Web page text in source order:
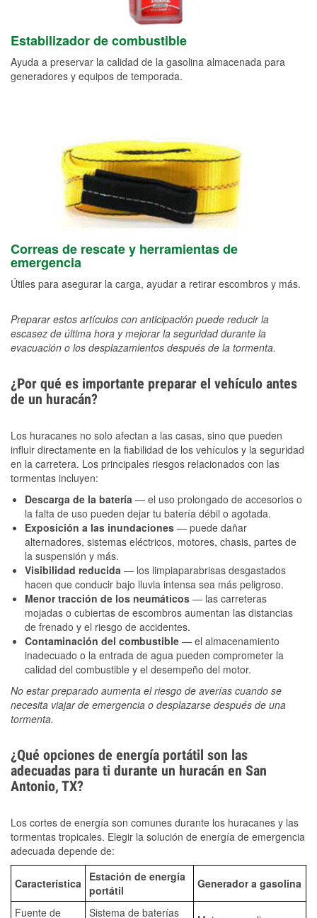
Estabilizador de combustible
Ayuda a preservar la calidad de la gasolina almacenada para
generadores y equipos de temporada.
Correas de rescate y herramientas de
emergencia
Útiles para asegurar la carga, ayudar a retirar escombros y más.
Preparar estos artículos con anticipación puede reducir la
escasez de última hora y mejorar la seguridad durante la
evacuación o los desplazamientos después de la tormenta.
¿Por qué es importante preparar el vehículo antes
de un huracán?
Los huracanes no solo afectan a las casas, sino que pueden
influir directamente en la fiabilidad de los vehículos y la seguridad
en la carretera. Los principales riesgos relacionados con las
tormentas incluyen:
Descarga de la batería — el uso prolongado de accesorios o
la falta de uso pueden dejar tu batería débil o agotada.
Exposición a las inundaciones — puede dañar
alternadores, sistemas eléctricos, motores, chasis, partes de
la suspensión y más.
Visibilidad reducida — los limpiaparabrisas desgastados
hacen que conducir bajo lluvia intensa sea más peligroso.
Menor tracción de los neumáticos — las carreteras
mojadas o cubiertas de escombros aumentan las distancias
de frenado y el riesgo de accidentes.
Contaminación del combustible — el almacenamiento
inadecuado o la entrada de agua pueden comprometer la
calidad del combustible y el desempeño del motor.
No estar preparado aumenta el riesgo de averías cuando se
necesita viajar de emergencia o desplazarse después de una
tormenta.
¿Qué opciones de energía portátil son las
adecuadas para ti durante un huracán en San
Antonio, TX?
Los cortes de energía son comunes durante los huracanes y las
tormentas tropicales. Elegir la solución de energía de emergencia
adecuada depende de:
Característica
Estación de energía
portátil
Generador a gasolina
Fuente de Sistema de baterías